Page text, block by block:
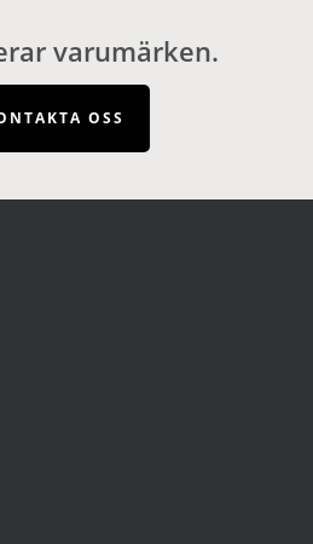
varumärken.
OSS